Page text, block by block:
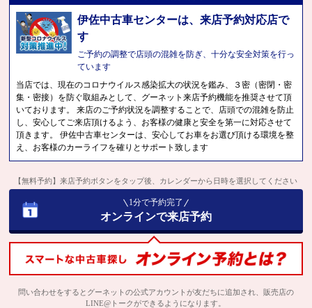
伊佐中古車センターは、来店予約対応店で
す
ご予約の調整で店頭の混雑を防ぎ、十分な安全対策を行っ
ています
当店では、現在のコロナウイルス感染拡大の状況を鑑み、３密（密閉・密
集・密接）を防ぐ取組みとして、グーネット来店予約機能を推奨させて頂
いております。 来店のご予約状況を調整することで、店頭での混雑を防止
し、安心してご来店頂けるよう、お客様の健康と安全を第一に対応させて
頂きます。 伊佐中古車センターは、安心してお車をお選び頂ける環境を整
え、お客様のカーライフを確りとサポート致します
【無料予約】来店予約ボタンをタップ後、カレンダーから日時を選択してください
1分で予約完了
オンラインで来店予約
問い合わせをするとグーネットの公式アカウントが友だちに追加され、販売店の
LINE@トークができるようになります。